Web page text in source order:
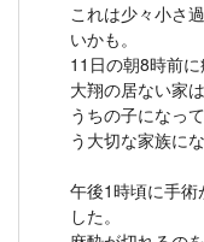
これは少々小さ
いかも。
11日の朝8時前に
大翔の居ない家
うちの子になっ
う大切な家族に
午後1時頃に手術
した。